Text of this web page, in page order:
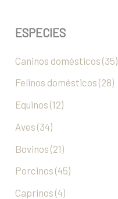
ESPECIES
Caninos domésticos (35)
Felinos domésticos (28)
Equinos (12)
Aves (34)
Bovinos (21)
Porcinos (45)
Caprinos (4)